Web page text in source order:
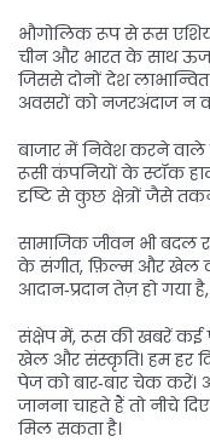
भौगोलिक रूप से रूस
चीन और भारत के साथ
जिससे दोनों देश
अवसरों को नजरअंदाज न
बाजार में निवेश करने वाले
रूसी कंपनियों के स्टॉक
दृष्टि से कुछ क्षेत्रों जैसे
सामाजिक जीवन भी बदल
के संगीत, फ़िल्म और खेल
आदान‑प्रदान तेज़ हो गया
संक्षेप में, रूस की खबरें कई
खेल और संस्कृति। हम हर
पेज को बार‑बार चेक करें।
जानना चाहते हैं तो नीचे
मिल सकता है।